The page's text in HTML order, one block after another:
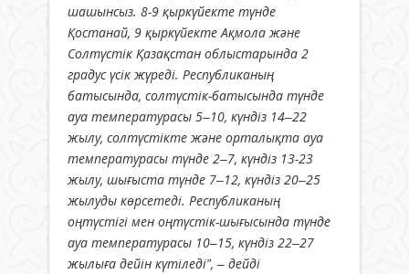
шашынсыз. 8-9 қыркүйекте түнде
Қостанай, 9 қыркүйекте Ақмола және
Солтүстік Қазақстан облыстарында 2
градус үсік жүреді. Республиканың
батысында, солтүстік-батысында түнде
ауа температурасы 5–10, күндіз 14–22
жылу, солтүстікте және орталықта ауа
температурасы түнде 2–7, күндіз 13-23
жылу, шығыста түнде 7–12, күндіз 20–25
жылуды көрсетеді. Республиканың
оңтүстігі мен оңтүстік-шығысында түнде
ауа температурасы 10–15, күндіз 22–27
жылыға дейін күтіледі”, – дейді